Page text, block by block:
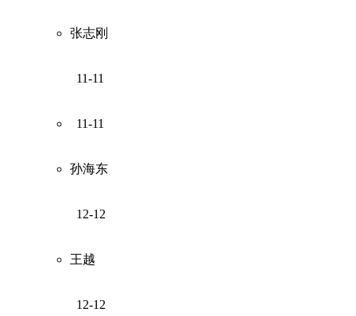
张志刚
11-11
11-11
孙海东
12-12
王越
12-12